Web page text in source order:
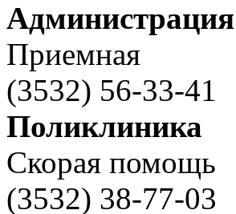
Администрация
Приемная
(3532) 56-33-41
Поликлиника
Скорая помощь
(3532) 38-77-03